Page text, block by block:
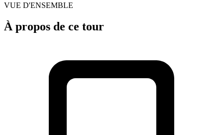
VUE D'ENSEMBLE
À propos de ce tour